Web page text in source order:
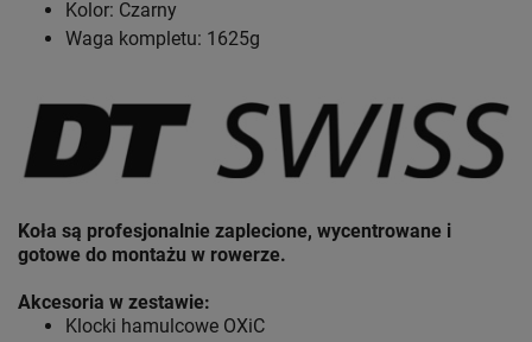
Kolor: Czarny
Waga kompletu: 1625g
Koła są profesjonalnie zaplecione, wycentrowane i
gotowe do montażu w rowerze.
Akcesoria w zestawie:
Klocki hamulcowe OXiC